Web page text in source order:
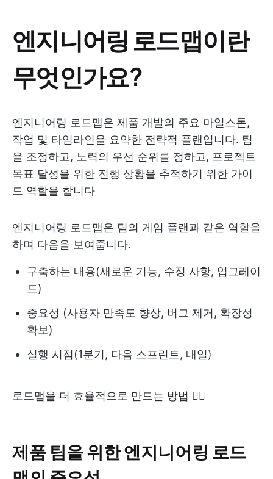
엔지니어링 로드맵이란
무엇인가요?
엔지니어링 로드맵은 제품 개발의 주요 마일스톤,
작업 및 타임라인을 요약한 전략적 플랜입니다. 팀
을 조정하고, 노력의 우선 순위를 정하고, 프로젝트
목표 달성을 위한 진행 상황을 추적하기 위한 가이
드 역할을 합니다
엔지니어링 로드맵은 팀의 게임 플랜과 같은 역할을
하며 다음을 보여줍니다.
구축하는 내용(새로운 기능, 수정 사항, 업그레이
드)
중요성 (사용자 만족도 향상, 버그 제거, 확장성
확보)
실행 시점(1분기, 다음 스프린트, 내일)
로드맵을 더 효율적으로 만드는 방법 👇🏻
제품 팀을 위한 엔지니어링 로드